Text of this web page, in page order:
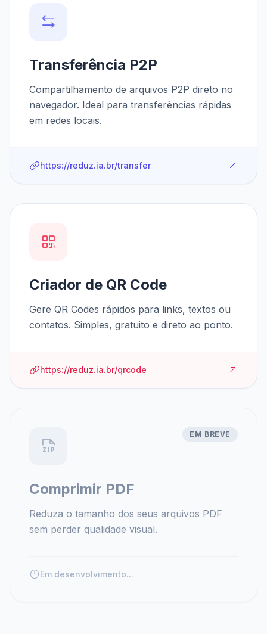
Transferência P2P
Compartilhamento de arquivos P2P direto no
navegador. Ideal para transferências rápidas
em redes locais.
https://reduz.ia.br/transfer
Criador de QR Code
Gere QR Codes rápidos para links, textos ou
contatos. Simples, gratuito e direto ao ponto.
https://reduz.ia.br/qrcode
EM BREVE
Comprimir PDF
Reduza o tamanho dos seus arquivos PDF
sem perder qualidade visual.
Em desenvolvimento...